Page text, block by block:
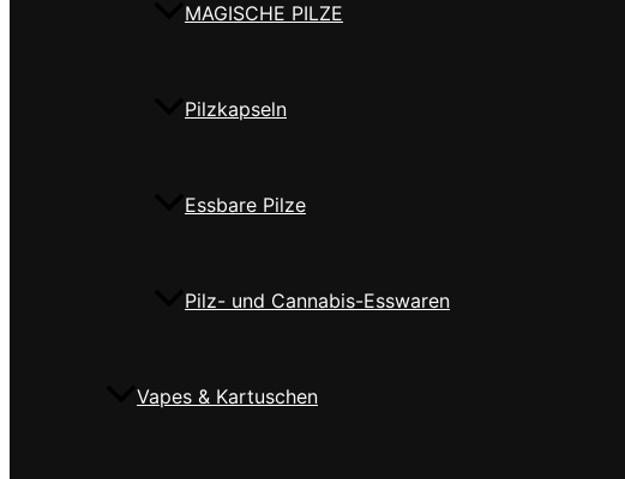
MAGISCHE PILZE
Pilzkapseln
Essbare Pilze
Pilz- und Cannabis-Esswaren
Vapes & Kartuschen